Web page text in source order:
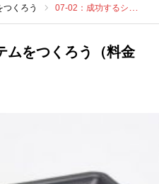
つくろう 07-02：成功するシステムをつくろう（料金設定）
ムをつくろう（料金